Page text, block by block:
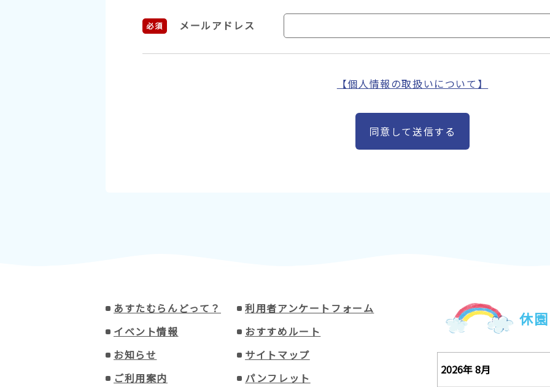
必須 メールアドレス
【個人情報の取扱いについて】
休
2026年 8月
あすたむらんどって？
イベント情報
お知らせ
ご利用案内
利用者アンケートフォーム
おすすめルート
サイトマップ
パンフレット